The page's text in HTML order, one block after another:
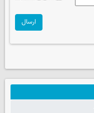
ارسال